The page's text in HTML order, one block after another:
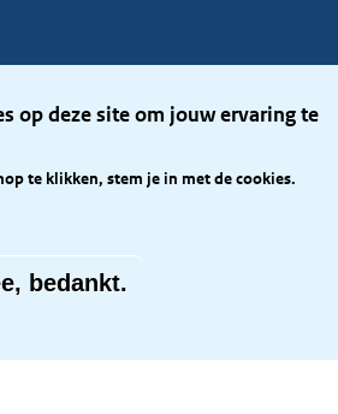
op deze site om jouw ervaring te
te klikken, stem je in met de cookies.
bedankt.